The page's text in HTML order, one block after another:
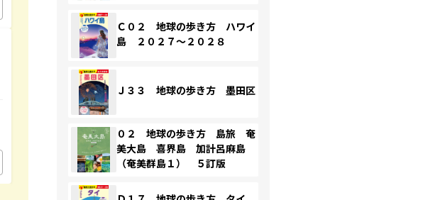
Ｃ０２ 地球の歩き方 ハワイ
島 ２０２７～２０２８
Ｊ３３ 地球の歩き方 墨田区
０２ 地球の歩き方 島旅 奄
美大島 喜界島 加計呂麻島
（奄美群島１） ５訂版